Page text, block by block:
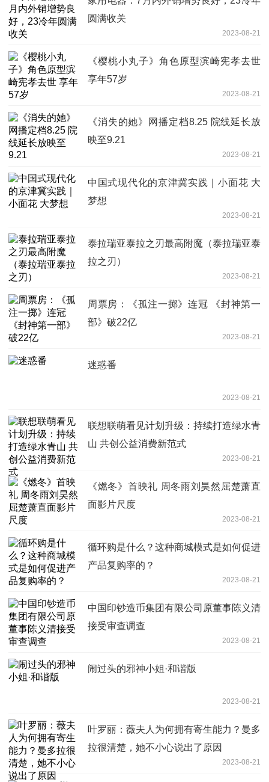
圆满收关
2023-08-21
《樱桃小丸子》角色原型滨崎宪孝去世
享年57岁
2023-08-21
《消失的她》网播定档8.25 院线延长放
映至9.21
2023-08-21
中国式现代化的京津冀实践｜小面花 大
梦想
2023-08-21
泰拉瑞亚泰拉之刃最高附魔（泰拉瑞亚泰
拉之刃）
2023-08-21
周票房：《孤注一掷》连冠 《封神第一
部》破22亿
2023-08-21
迷惑番
2023-08-21
联想联萌看见计划升级：持续打造绿水青
山 共创公益消费新范式
2023-08-21
《燃冬》首映礼 周冬雨刘昊然屈楚萧直
面影片尺度
2023-08-21
循环购是什么？这种商城模式是如何促进
产品复购率的？
2023-08-21
中国印钞造币集团有限公司原董事陈义清
接受审查调查
2023-08-21
闹过头的邪神小姐·和谐版
2023-08-21
叶罗丽：薇夫人为何拥有寄生能力？曼多
拉很清楚，她不小心说出了原因
2023-08-21